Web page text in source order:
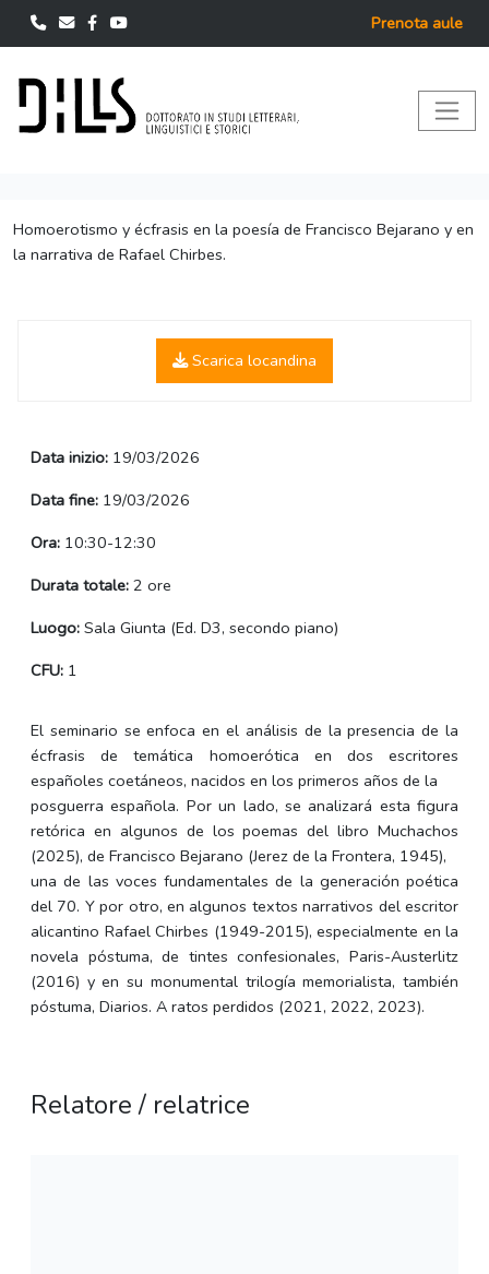
Prenota aule
Homoerotismo y écfrasis en la poesía de Francisco Bejarano y en
la narrativa de Rafael Chirbes.
Scarica locandina
Data inizio: 19/03/2026
Data fine: 19/03/2026
Ora: 10:30-12:30
Durata totale: 2 ore
Luogo: Sala Giunta (Ed. D3, secondo piano)
CFU: 1
El seminario se enfoca en el análisis de la presencia de la
écfrasis de temática homoerótica en dos escritores
españoles coetáneos, nacidos en los primeros años de la
posguerra española. Por un lado, se analizará esta figura
retórica en algunos de los poemas del libro Muchachos
(2025), de Francisco Bejarano (Jerez de la Frontera, 1945),
una de las voces fundamentales de la generación poética
del 70. Y por otro, en algunos textos narrativos del escritor
alicantino Rafael Chirbes (1949-2015), especialmente en la
novela póstuma, de tintes confesionales, Paris-Austerlitz
(2016) y en su monumental trilogía memorialista, también
póstuma, Diarios. A ratos perdidos (2021, 2022, 2023).
Relatore / relatrice